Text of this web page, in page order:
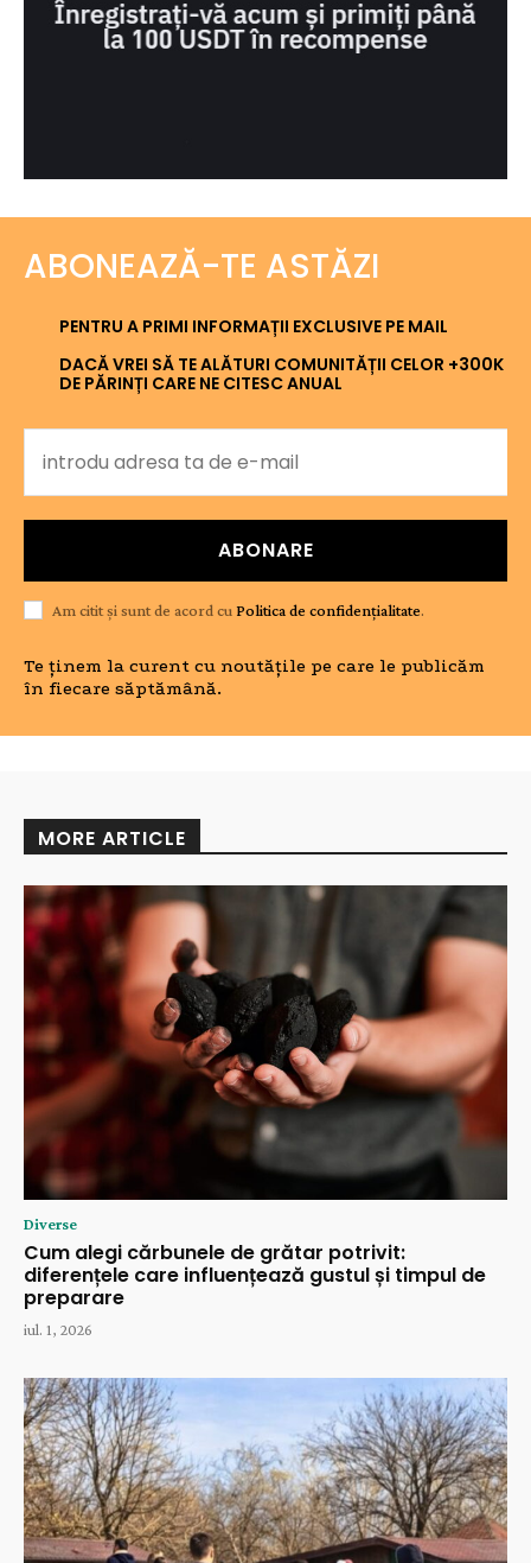
ABONEAZĂ-TE ASTĂZI
PENTRU A PRIMI INFORMAȚII EXCLUSIVE PE MAIL
DACĂ VREI SĂ TE ALĂTURI COMUNITĂȚII CELOR +300K
DE PĂRINȚI CARE NE CITESC ANUAL
ABONARE
Am citit și sunt de acord cu Politica de confidențialitate.
Te ținem la curent cu noutățile pe care le publicăm
în fiecare săptămână.
MORE ARTICLE
Diverse
Cum alegi cărbunele de grătar potrivit:
diferențele care influențează gustul și timpul de
preparare
iul. 1, 2026